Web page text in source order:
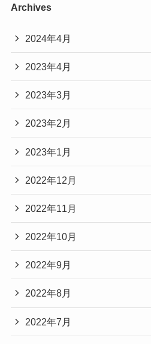
Archives
2024年4月
2023年4月
2023年3月
2023年2月
2023年1月
2022年12月
2022年11月
2022年10月
2022年9月
2022年8月
2022年7月